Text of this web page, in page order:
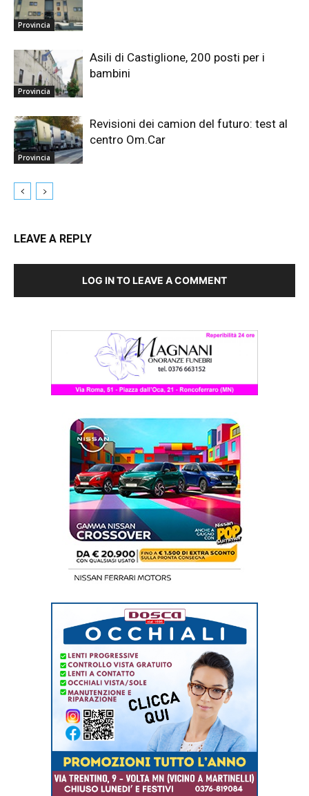
Provincia
Provincia
Asili di Castiglione, 200 posti per i
bambini
Provincia
Revisioni dei camion del futuro: test al
centro Om.Car
LEAVE A REPLY
LOG IN TO LEAVE A COMMENT